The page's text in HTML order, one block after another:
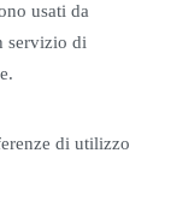
usati da
servizio di
di utilizzo